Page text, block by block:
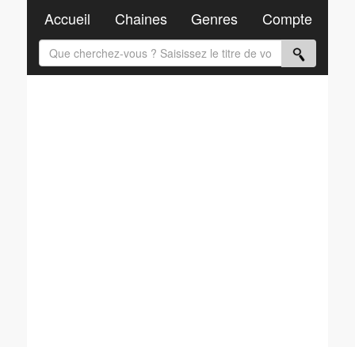
Accueil Chaines Genres Compte